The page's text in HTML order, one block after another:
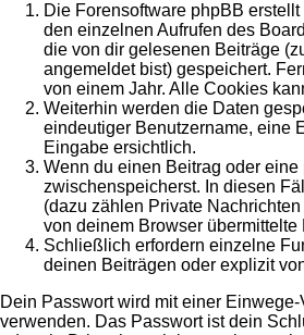
Die Forensoftware phpBB
den einzelnen Aufrufen des
die von dir gelesenen Beiträge
angemeldet bist) gespeichert.
von einem Jahr. Alle Cookies
Weiterhin werden die Daten
eindeutiger Benutzername, eine
Eingabe ersichtlich.
Wenn du einen Beitrag oder
zwischenspeicherst. In diesen
(dazu zählen Private
von deinem Browser
Schließlich erfordern einzelne
deinen Beiträgen oder explizit
Dein Passwort wird mit einer
verwenden. Das Passwort ist dein